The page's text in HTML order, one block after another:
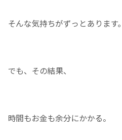
そんな気持ちがずっとあります。
でも、その結果、
時間もお金も余分にかかる。